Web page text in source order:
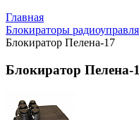
Главная
Блокираторы
Блокиратор Пелена-17
Блокиратор Пелена-